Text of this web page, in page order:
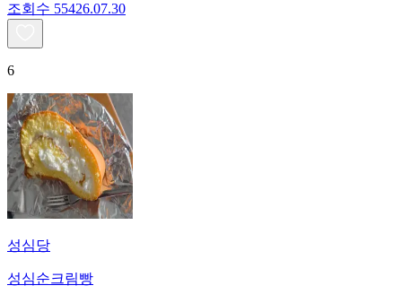
조회수 55426.07.30
6
성심당
성심순크림빵